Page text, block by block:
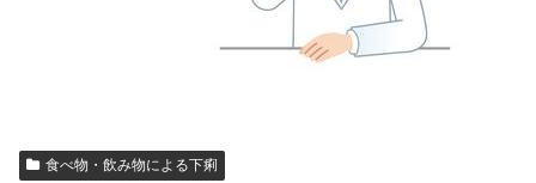
食べ物・飲み物による下痢